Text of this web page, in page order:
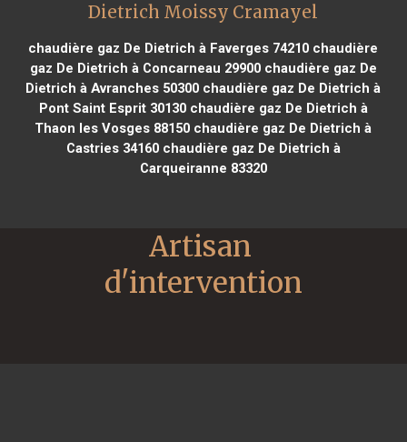
Dietrich Moissy Cramayel
chaudière gaz De Dietrich à Faverges 74210 chaudière
gaz De Dietrich à Concarneau 29900chaudière gaz De
Dietrich à Avranches 50300 chaudière gaz De Dietrich à
Pont Saint Esprit 30130chaudière gaz De Dietrich à
Thaon les Vosges 88150 chaudière gaz De Dietrich à
Castries 34160chaudière gaz De Dietrich à
Carqueiranne 83320
Artisan
d'intervention